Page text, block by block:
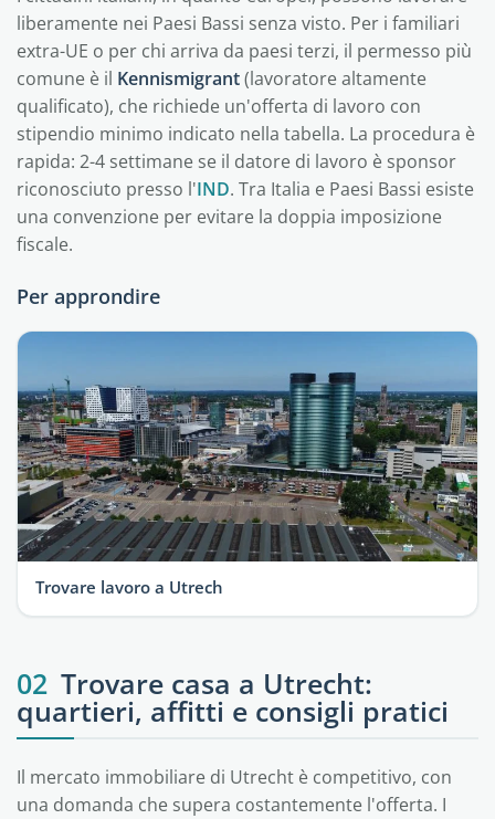
liberamente nei Paesi Bassi senza visto. Per i familiari
extra-UE o per chi arriva da paesi terzi, il permesso più
comune è il Kennismigrant(lavoratore altamente
qualificato), che richiede un'offerta di lavoro con
stipendio minimo indicato nella tabella. La procedura è
rapida: 2-4 settimane se il datore di lavoro è sponsor
riconosciuto presso l'IND. Tra Italia e Paesi Bassi esiste
una convenzione per evitare la doppia imposizione
fiscale.
Per approndire
Trovare lavoro a Utrech
02 Trovare casa a Utrecht:
quartieri, affitti e consigli pratici
Il mercato immobiliare di Utrecht è competitivo, con
una domanda che supera costantemente l'offerta. I